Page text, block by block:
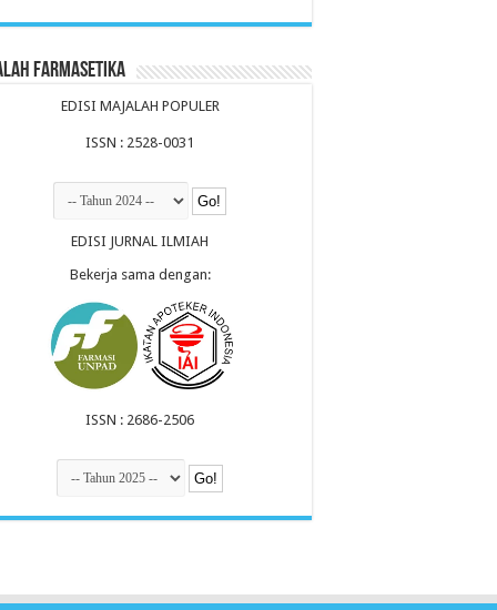
Farmasetika
EDISI MAJALAH POPULER
ISSN : 2528-0031
EDISI JURNAL ILMIAH
Bekerja sama dengan:
ISSN : 2686-2506